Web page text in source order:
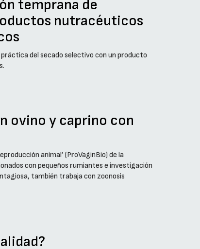
temprana de
nutracéuticos
del secado selectivo con un producto
ovino y caprino con
animal’ (ProVaginBio) de la
con pequeños rumiantes e investigación
también trabaja con zoonosis